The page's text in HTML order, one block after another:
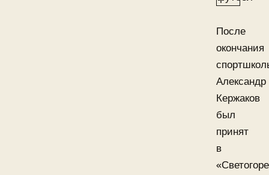
После
окончания
Александр
Кержаков
был
принят
в